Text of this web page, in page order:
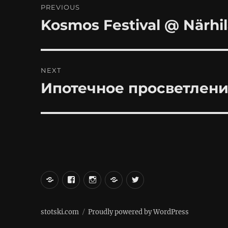
navigation
PREVIOUS
Previous
Kosmos Festival @
NEXT
Next
Ипотечное
вКонтакте
FacebookInstagramLiveJournal
Twitter
stotski.com Proudly powered by WordPress